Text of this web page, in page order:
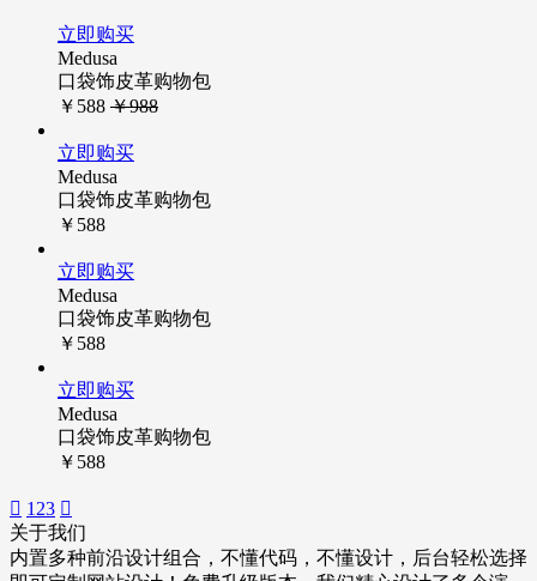
立即购买
Medusa
口袋饰皮革购物包
￥588 ￥988
立即购买
Medusa
口袋饰皮革购物包
￥588
立即购买
Medusa
口袋饰皮革购物包
￥588
立即购买
Medusa
口袋饰皮革购物包
￥588
 123 
关于我们
内置多种前沿设计组合，不懂代码，不懂设计，后台轻松选择